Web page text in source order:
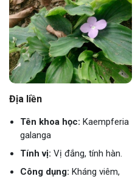
Địa liền
Tên khoa học: Kaempferia
galanga
Tính vị: Vị đắng, tính hàn.
Công dụng: Kháng viêm,